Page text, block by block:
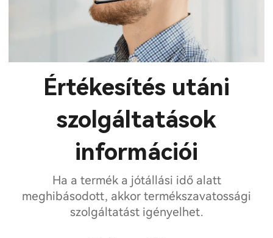
Értékesítés utáni
szolgáltatások
információi
Ha a termék a jótállási idő alatt
meghibásodott, akkor termékszavatossági
szolgáltatást igényelhet.